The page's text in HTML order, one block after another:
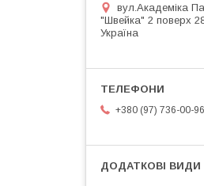
вул.Академіка
"Швейка" 2 поверх
Україна
+380 (97) 736-00-96